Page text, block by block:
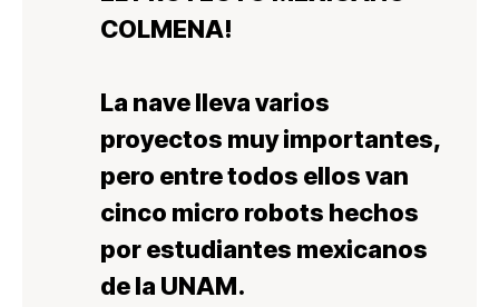
COLMENA!
La nave lleva varios
proyectos muy importantes,
pero entre todos ellos van
cinco micro robots hechos
por estudiantes mexicanos
de la UNAM.